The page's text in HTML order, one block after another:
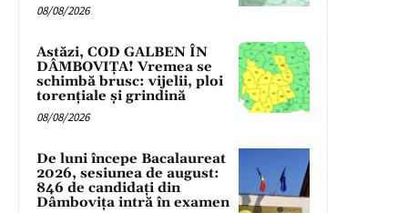
08/08/2026
Astăzi, COD GALBEN ÎN
DÂMBOVIȚA! Vremea se
schimbă brusc: vijelii, ploi
torențiale și grindină
08/08/2026
De luni începe Bacalaureat
2026, sesiunea de august:
846 de candidați din
Dâmbovița intră în examen